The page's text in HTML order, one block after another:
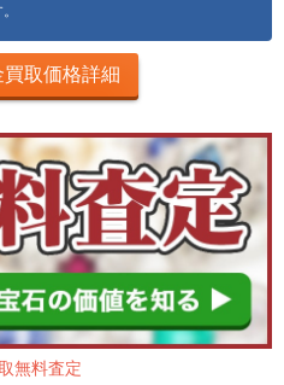
取価格詳細
無料査定